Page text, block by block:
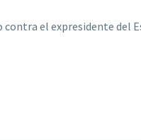
el expresidente del